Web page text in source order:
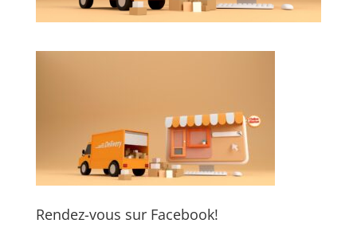
Rendez-vous sur Facebook!